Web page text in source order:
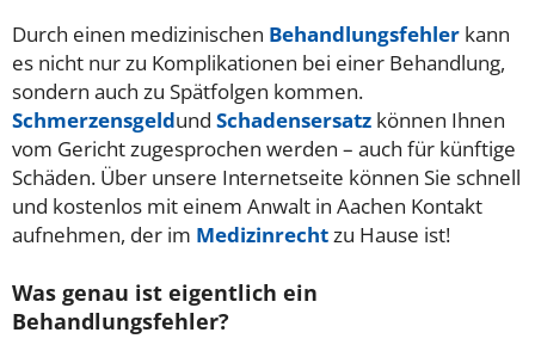
Durch einen medizinischen Behandlungsfehler kann
es nicht nur zu Komplikationen bei einer Behandlung,
sondern auch zu Spätfolgen kommen.
Schmerzensgeldund Schadensersatz können Ihnen
vom Gericht zugesprochen werden – auch für künftige
Schäden. Über unsere Internetseite können Sie schnell
und kostenlos mit einem Anwalt in Aachen Kontakt
aufnehmen, der im Medizinrechtzu Hause ist!
Was genau ist eigentlich ein
Behandlungsfehler?